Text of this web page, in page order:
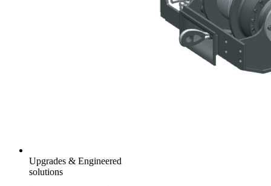
Upgrades & Engineered
solutions